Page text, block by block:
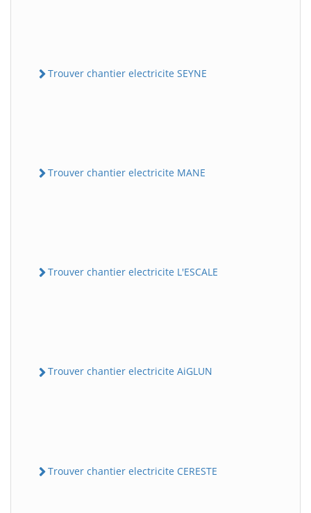
Trouver chantier electricite SEYNE
Trouver chantier electricite MANE
Trouver chantier electricite L'ESCALE
Trouver chantier electricite AiGLUN
Trouver chantier electricite CERESTE